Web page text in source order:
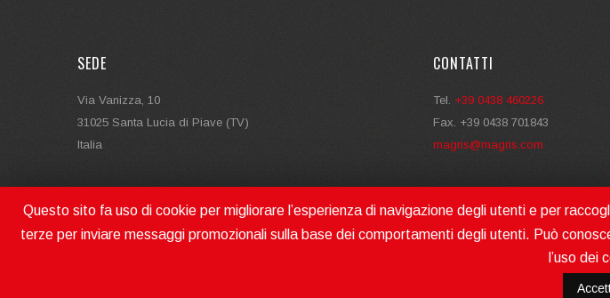
SEDE
Via Vanizza, 10
31025 Santa Lucia di Piave (TV)
Italia
CONTATTI
Tel. +39 0438 460226
Fax. +39 0438 701843
magris@magris.com
Questo sito fa uso di cookie per migliorare l’esperienza di navigazione degli utenti e per
terze per inviare messaggi promozionali sulla base dei comportamenti degli utenti. Può
l’uso dei